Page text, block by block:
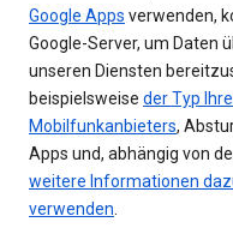
Google Apps verwenden,
Google-Server, um Daten
unseren Diensten
beispielsweise der Typ
Mobilfunkanbieters,
Apps und, abhängig von
weitere Informationen
verwenden.